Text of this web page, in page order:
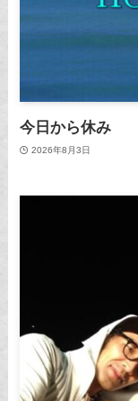
今日から休み
2026年8月3日